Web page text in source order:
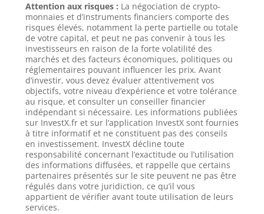
Attention aux risques : La négociation de crypto-
monnaies et d’instruments financiers comporte des
risques élevés, notamment la perte partielle ou totale
de votre capital, et peut ne pas convenir à tous les
investisseurs en raison de la forte volatilité des
marchés et des facteurs économiques, politiques ou
réglementaires pouvant influencer les prix. Avant
d’investir, vous devez évaluer attentivement vos
objectifs, votre niveau d’expérience et votre tolérance
au risque, et consulter un conseiller financier
indépendant si nécessaire. Les informations publiées
sur InvestX.fr et sur l’application InvestX sont fournies
à titre informatif et ne constituent pas des conseils
en investissement. InvestX décline toute
responsabilité concernant l’exactitude ou l’utilisation
des informations diffusées, et rappelle que certains
partenaires présentés sur le site peuvent ne pas être
régulés dans votre juridiction, ce qu’il vous
appartient de vérifier avant toute utilisation de leurs
services.